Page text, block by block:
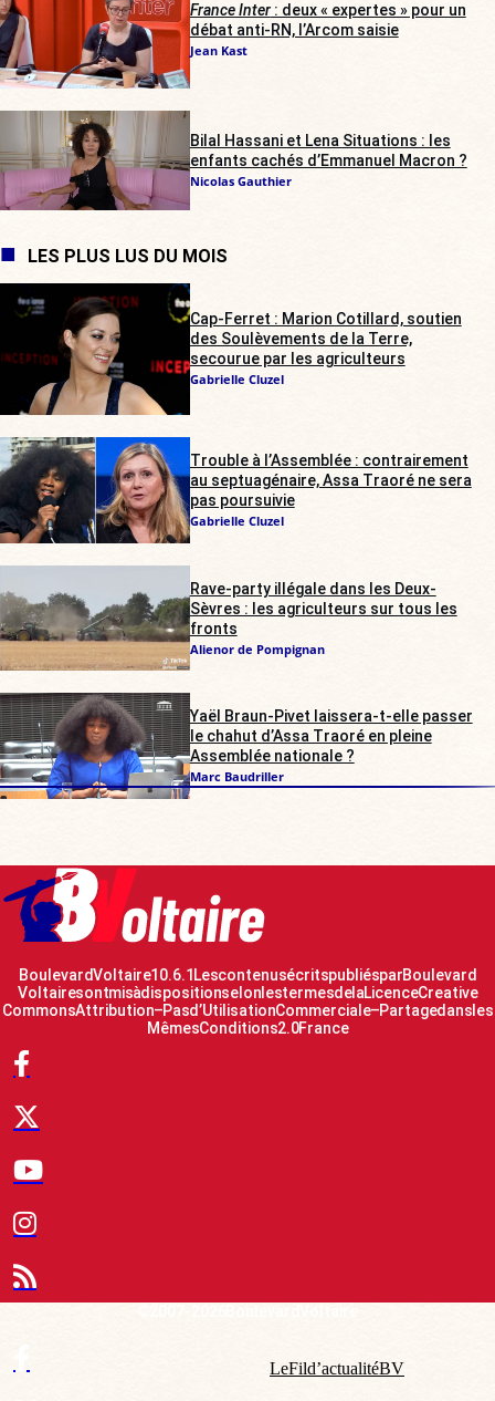
France Inter: deux « expertes » pour un
débat anti-RN, l’Arcom saisie
Jean Kast
Bilal Hassani et Lena Situations : les
enfants cachés d’Emmanuel Macron ?
Nicolas Gauthier
LES PLUS LUS DU MOIS
Cap-Ferret : Marion Cotillard, soutien
des Soulèvements de la Terre,
secourue par les agriculteurs
Gabrielle Cluzel
Trouble à l’Assemblée : contrairement
au septuagénaire, Assa Traoré ne sera
pas poursuivie
Gabrielle Cluzel
Rave-party illégale dans les Deux-
Sèvres : les agriculteurs sur tous les
fronts
Alienor de Pompignan
Yaël Braun-Pivet laissera-t-elle passer
le chahut d’Assa Traoré en pleine
Assemblée nationale ?
Marc Baudriller
Boulevard Voltaire 10.6.1 Les contenus écrits publiés par Boulevard
Voltaire sont mis à disposition selon les termes de la Licence Creative
Commons Attribution – Pas d’Utilisation Commerciale – Partage dans les
Mêmes Conditions 2.0 France
Le Fil d’actualité BV